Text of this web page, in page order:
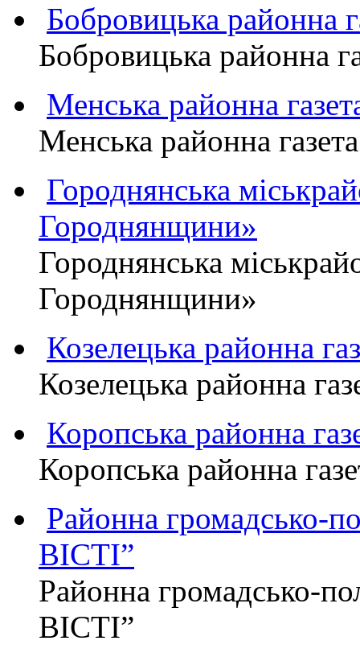
Бобровицька
Бобровицька
Менська районна
Менська районна
Городнянська
Городнянщини»
Городнянська
Городнянщини»
Козелецька районна
Козелецька районна
Коропська районна
Коропська районна
Районна громадсько-
ВІСТІ”
Районна громадсько-
ВІСТІ”